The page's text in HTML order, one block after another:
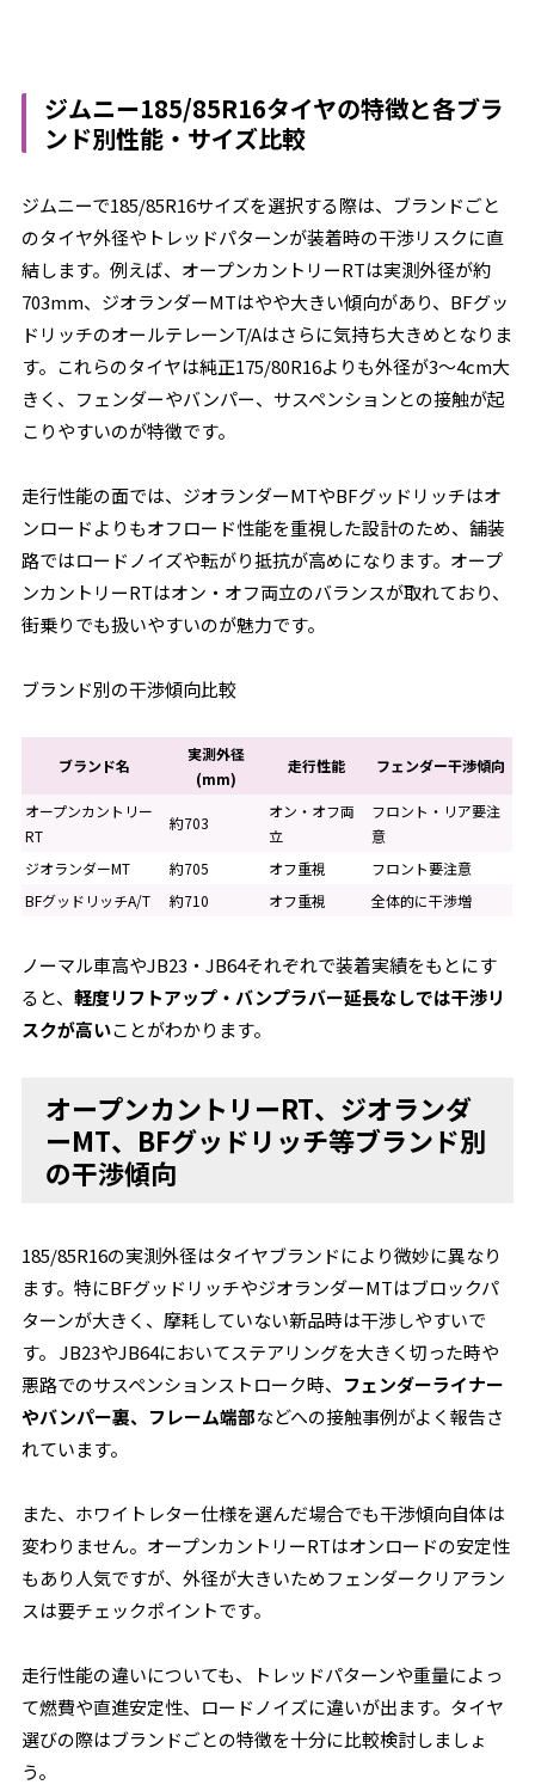
ジムニー185/85R16タイヤの特徴と各ブラ
ンド別性能・サイズ比較
ジムニーで185/85R16サイズを選択する際は、ブランドごと
のタイヤ外径やトレッドパターンが装着時の干渉リスクに直
結します。例えば、オープンカントリーRTは実測外径が約
703mm、ジオランダーMTはやや大きい傾向があり、BFグッ
ドリッチのオールテレーンT/Aはさらに気持ち大きめとなりま
す。これらのタイヤは純正175/80R16よりも外径が3～4cm大
きく、フェンダーやバンパー、サスペンションとの接触が起
こりやすいのが特徴です。
走行性能の面では、ジオランダーMTやBFグッドリッチはオ
ンロードよりもオフロード性能を重視した設計のため、舗装
路ではロードノイズや転がり抵抗が高めになります。オープ
ンカントリーRTはオン・オフ両立のバランスが取れており、
街乗りでも扱いやすいのが魅力です。
ブランド別の干渉傾向比較
ブランド名
実測外径
(mm)
走行性能 フェンダー干渉傾向
オープンカントリー
RT
約703
オン・オフ両
立
フロント・リア要注
意
ジオランダーMT
約705 オフ重視
フロント要注意
BFグッドリッチA/T
約710 オフ重視 全体的に干渉増
ノーマル車高やJB23・JB64それぞれで装着実績をもとにす
ると、軽度リフトアップ・バンプラバー延長なしでは干渉リ
スクが高いことがわかります。
オープンカントリーRT、ジオランダ
ーMT、BFグッドリッチ等ブランド別
の干渉傾向
185/85R16の実測外径はタイヤブランドにより微妙に異なり
ます。特にBFグッドリッチやジオランダーMTはブロックパ
ターンが大きく、摩耗していない新品時は干渉しやすいで
す。 JB23やJB64においてステアリングを大きく切った時や
悪路でのサスペンションストローク時、 フェンダーライナー
やバンパー裏、フレーム端部などへの接触事例がよく報告さ
れています。
また、ホワイトレター仕様を選んだ場合でも干渉傾向自体は
変わりません。オープンカントリーRTはオンロードの安定性
もあり人気ですが、外径が大きいためフェンダークリアラン
スは要チェックポイントです。
走行性能の違いについても、トレッドパターンや重量によっ
て燃費や直進安定性、ロードノイズに違いが出ます。タイヤ
選びの際はブランドごとの特徴を十分に比較検討しましょ
う。